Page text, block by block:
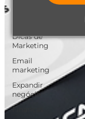
Dicas de
Marketing
Email
marketing
Expandir
negócio
Finanças